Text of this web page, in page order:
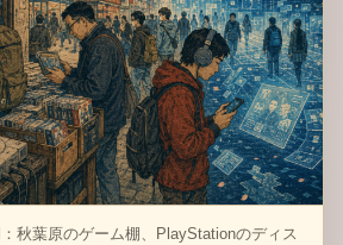
秋葉原のゲーム棚、PlayStationのディス